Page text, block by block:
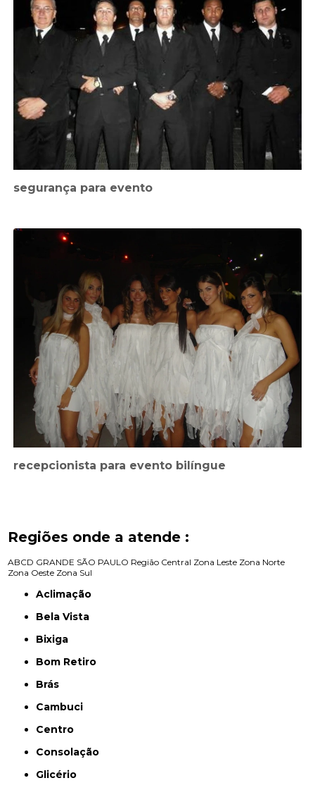
segurança para evento
recepcionista para evento bilíngue
Regiões onde a atende :
ABCD GRANDE SÃO PAULO Região Central Zona Leste Zona Norte
Zona Oeste Zona Sul
Aclimação
Bela Vista
Bixiga
Bom Retiro
Brás
Cambuci
Centro
Consolação
Glicério